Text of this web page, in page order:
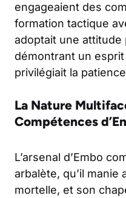
engageaient des
formation tactique
adoptait une attitude
démontrant un
privilégiait la
La Nature
Compétences
L’arsenal d’Embo
arbalète, qu’il manie
mortelle, et son